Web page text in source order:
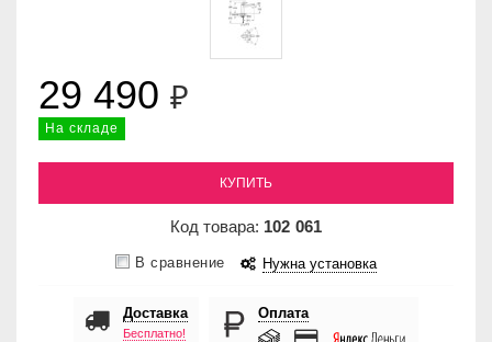
29 490 ₽
На складе
КУПИТЬ
Код товара: 102 061
В сравнение Нужна установка
Доставка
Бесплатно!
Оплата